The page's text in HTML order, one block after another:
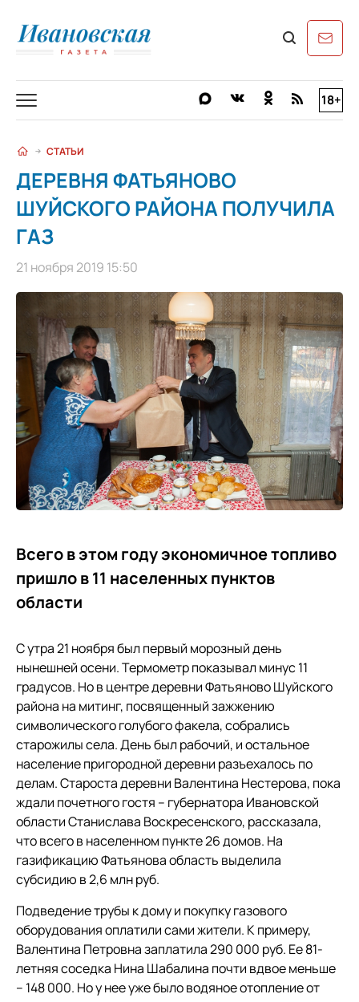
18+
СТАТЬИ
ДЕРЕВНЯ ФАТЬЯНОВО
ШУЙСКОГО РАЙОНА ПОЛУЧИЛА
ГАЗ
21 ноября 2019 15:50
Всего в этом году экономичное топливо
пришло в 11 населенных пунктов
области
С утра 21 ноября был первый морозный день
нынешней осени. Термометр показывал минус 11
градусов. Но в центре деревни Фатьяново Шуйского
района на митинг, посвященный зажжению
символического голубого факела, собрались
старожилы села. День был рабочий, и остальное
население пригородной деревни разъехалось по
делам. Староста деревни Валентина Нестерова, пока
ждали почетного гостя – губернатора Ивановской
области Станислава Воскресенского, рассказала,
что всего в населенном пункте 26 домов. На
газификацию Фатьянова область выделила
субсидию в 2,6 млн руб.
Подведение трубы к дому и покупку газового
оборудования оплатили сами жители. К примеру,
Валентина Петровна заплатила 290 000 руб. Ее 81-
летняя соседка Нина Шабалина почти вдвое меньше
– 148 000. Но у нее уже было водяное отопление от